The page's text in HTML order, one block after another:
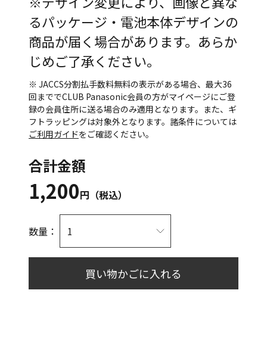
るパッケージ・電池本体デザインの
商品が届く場合があります。あらか
じめご了承ください。
※ JACCS分割払手数料無料の表示がある場合、最大36
回まででCLUB Panasonic会員の方がマイページにご登
録の会員住所に送る場合のみ適用となります。また、ギ
フトラッピングは対象外となります。諸条件については
ご利用ガイドをご確認ください。
合計金額
1,200円（税込）
数量：
買い物かごに入れる